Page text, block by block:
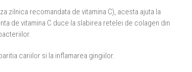
zilnica recomandata de vitamina C), acesta ajuta la
de vitamina C duce la slabirea retelei de colagen din
cariilor si la inflamarea gingiilor.